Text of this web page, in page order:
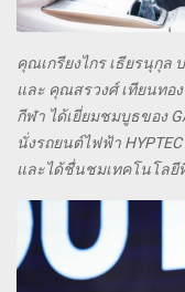
คุณเกรียงไกร เธียรนุกุล
และ คุณสรวงศ์ เทียนทอ
กีฬา ได้เยี่ยมชมบูธของ
นั่งรถยนต์ไฟฟ้า
และได้ชื่นชมเทคโนโลยี